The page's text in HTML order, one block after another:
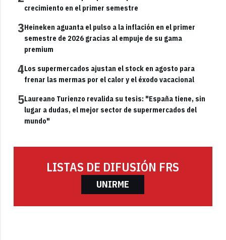
crecimiento en el primer semestre
3Heineken aguanta el pulso a la inflación en el primer
semestre de 2026 gracias al empuje de su gama
premium
4Los supermercados ajustan el stock en agosto para
frenar las mermas por el calor y el éxodo vacacional
5Laureano Turienzo revalida su tesis: "España tiene, sin
lugar a dudas, el mejor sector de supermercados del
mundo"
LISTAS DE DIFUSIÓN FRS
UNIRME